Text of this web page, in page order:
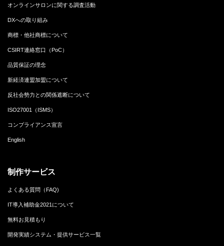
オンラインサロンに関する調査活動
DXへの取り組み
商標・他社商標について
CSIRT連絡窓口（PoC）
品質保証の理念
新経済連盟加盟について
反社会勢力との関係遮断について
ISO27001（ISMS）
コンプライアンス宣言
English
制作サービス
よくある質問（FAQ)
IT導入補助金2021について
無料お見積もり
開発実績システム・提供サービス一覧